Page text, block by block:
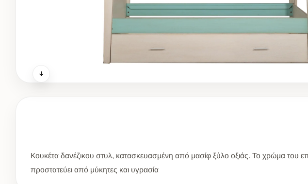
Κουκέτα δανέζικου στυλ, κατασκευασμένη από μασίφ ξύλο οξιάς. Το χρώμα του
προστατεύει από μύκητες και υγρασία